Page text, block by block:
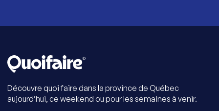
Découvre quoi faire dans la province de Québec
aujourd’hui, ce weekend ou pour les semaines à venir.